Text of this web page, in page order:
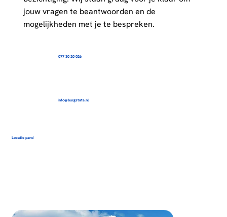
jouw vragen te beantwoorden en de
mogelijkheden met je te bespreken.
077 30 20 026
info@burgstate.nl
Locatie pand